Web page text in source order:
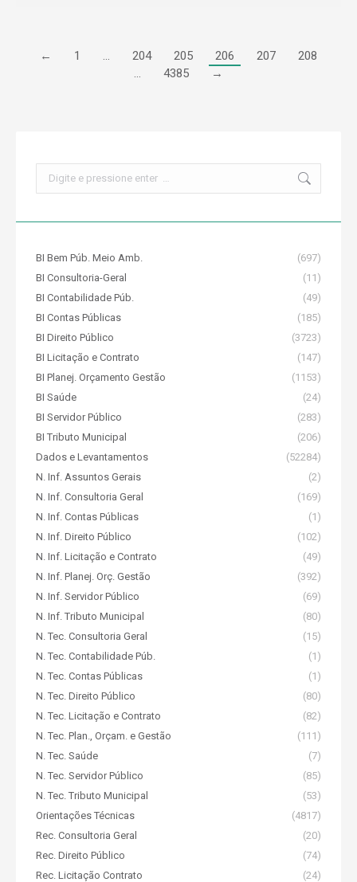
← 1 … 204 205 206 207
208
…
4385 →
BI Bem Púb. Meio Amb.
(697)
BI Consultoria-Geral
(11)
BI Contabilidade Púb.
(49)
BI Contas Públicas
(185)
BI Direito Público
(3723)
BI Licitação e Contrato
(147)
BI Planej. Orçamento Gestão
(1153)
BI Saúde
(24)
BI Servidor Público
(283)
BI Tributo Municipal
(206)
Dados e Levantamentos
(52284)
N. Inf. Assuntos Gerais
(2)
N. Inf. Consultoria Geral
(169)
N. Inf. Contas Públicas
(1)
N. Inf. Direito Público
(102)
N. Inf. Licitação e Contrato
(49)
N. Inf. Planej. Orç. Gestão
(392)
N. Inf. Servidor Público
(69)
N. Inf. Tributo Municipal
(80)
N. Tec. Consultoria Geral
(15)
N. Tec. Contabilidade Púb.
(1)
N. Tec. Contas Públicas
(1)
N. Tec. Direito Público
(80)
N. Tec. Licitação e Contrato
(82)
N. Tec. Plan., Orçam. e Gestão
(111)
N. Tec. Saúde
(7)
N. Tec. Servidor Público
(85)
N. Tec. Tributo Municipal
(53)
Orientações Técnicas
(4817)
Rec. Consultoria Geral
(20)
Rec. Direito Público
(74)
Rec. Licitação Contrato
(24)